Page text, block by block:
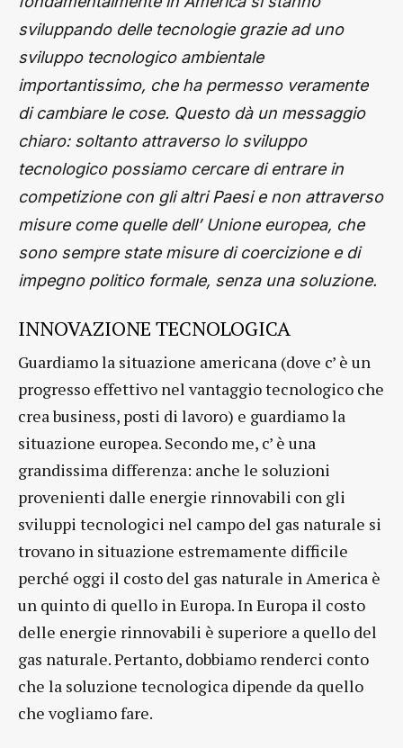
sviluppando delle tecnologie grazie ad uno
sviluppo tecnologico ambientale
importantissimo, che ha permesso veramente
di cambiare le cose. Questo dà un messaggio
chiaro: soltanto attraverso lo sviluppo
tecnologico possiamo cercare di entrare in
competizione con gli altri Paesi e non attraverso
misure come quelle dell’ Unione europea, che
sono sempre state misure di coercizione e di
impegno politico formale, senza una soluzione.
INNOVAZIONE TECNOLOGICA
Guardiamo la situazione americana (dove c’ è un
progresso effettivo nel vantaggio tecnologico che
crea business, posti di lavoro) e guardiamo la
situazione europea. Secondo me, c’ è una
grandissima differenza: anche le soluzioni
provenienti dalle energie rinnovabili con gli
sviluppi tecnologici nel campo del gas naturale si
trovano in situazione estremamente difficile
perché oggi il costo del gas naturale in America è
un quinto di quello in Europa. In Europa il costo
delle energie rinnovabili è superiore a quello del
gas naturale. Pertanto, dobbiamo renderci conto
che la soluzione tecnologica dipende da quello
che vogliamo fare.